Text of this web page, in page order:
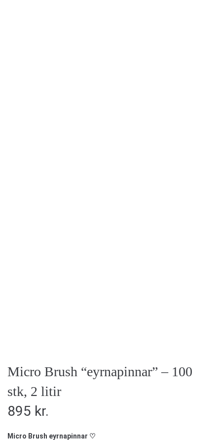
Micro Brush “eyrnapinnar” – 100
stk, 2 litir
895 kr.
Micro Brush eyrnapinnar ♡